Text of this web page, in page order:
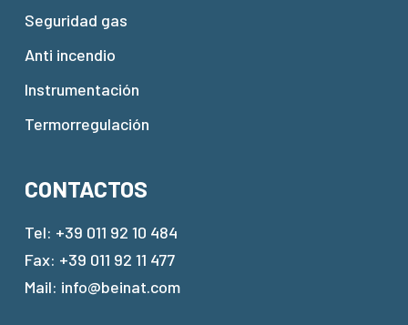
Seguridad gas
Anti incendio
Instrumentación
Termorregulación
CONTACTOS
Tel: +39 011 92 10 484
Fax: +39 011 92 11 477
Mail: info@beinat.com